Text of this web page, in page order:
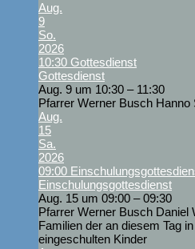
Aug.
9
So.
2026
10:30 Gottesdienst
Gottesdienst
Aug. 9 um 10:30 – 11:30
Pfarrer Werner Busch Hanno
Aug.
15
Sa.
2026
09:00
Einschulungsgottesdienst
Aug. 15 um 09:00 – 09:30
Pfarrer Werner Busch Daniel
Familien der an diesem Tag
eingeschulten Kinder